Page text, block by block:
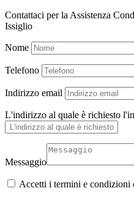
Contattaci per la Assistenza
Issiglio
Nome
Telefono
Indirizzo email
L'indirizzo al quale è richiesto
Messaggio
Accetti i termini e condizioni